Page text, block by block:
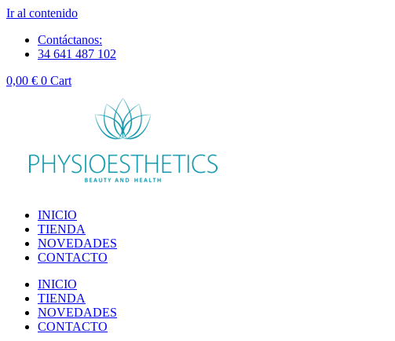
Ir al contenido
Contáctanos:
34 641 487 102
0,00 € 0 Cart
INICIO
TIENDA
NOVEDADES
CONTACTO
INICIO
TIENDA
NOVEDADES
CONTACTO